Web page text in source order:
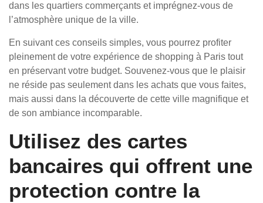
dans les quartiers commerçants et imprégnez-vous de
l’atmosphère unique de la ville.
En suivant ces conseils simples, vous pourrez profiter
pleinement de votre expérience de shopping à Paris tout
en préservant votre budget. Souvenez-vous que le plaisir
ne réside pas seulement dans les achats que vous faites,
mais aussi dans la découverte de cette ville magnifique et
de son ambiance incomparable.
Utilisez des cartes
bancaires qui offrent une
protection contre la